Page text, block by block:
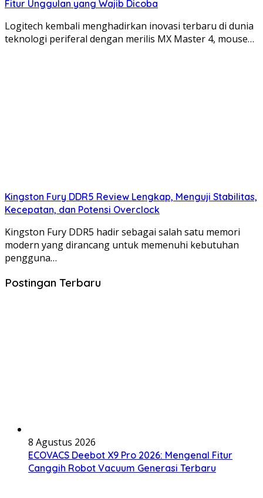
Fitur Unggulan yang Wajib Dicoba
Logitech kembali menghadirkan inovasi terbaru di dunia
teknologi periferal dengan merilis MX Master 4, mouse…
Kingston Fury DDR5 Review Lengkap, Menguji Stabilitas,
Kecepatan, dan Potensi Overclock
Kingston Fury DDR5 hadir sebagai salah satu memori
modern yang dirancang untuk memenuhi kebutuhan
pengguna…
Postingan Terbaru
8 Agustus 2026
ECOVACS Deebot X9 Pro 2026: Mengenal Fitur
Canggih Robot Vacuum Generasi Terbaru